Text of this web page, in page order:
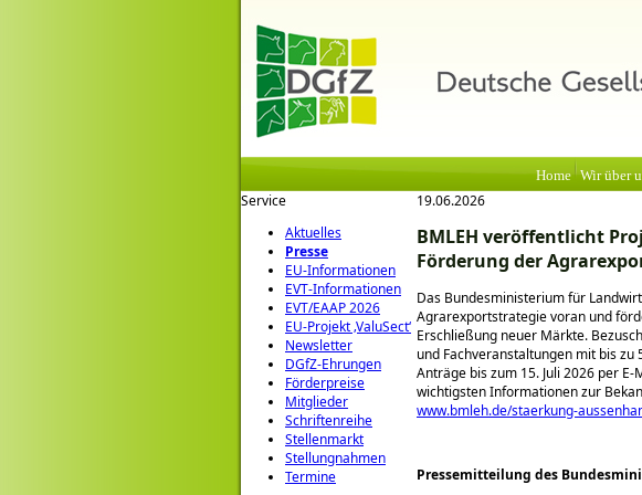
Home Wir über
Service
Aktuelles
Presse
EU-Informationen
EVT-Informationen
EVT/EAAP 2026
EU-Projekt ‚ValuSect‘
Newsletter
DGfZ-Ehrungen
Förderpreise
Mitglieder
Schriftenreihe
Stellenmarkt
Stellungnahmen
Termine
19.06.2026
BMLEH veröffentlicht
Förderung der
Das Bundesministerium für
Agrarexportstrategie voran und
Erschließung neuer Märkte.
und Fachveranstaltungen mit bis
Anträge bis zum 15. Juli 2026 per
wichtigsten Informationen zur
www.bmleh.de/staerkung-
Pressemitteilung des